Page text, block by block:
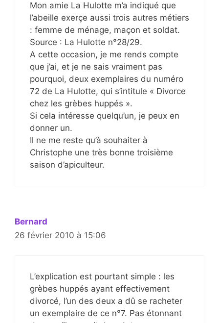
Mon amie La Hulotte m’a indiqué que
l’abeille exerçe aussi trois autres métiers
: femme de ménage, maçon et soldat.
Source : La Hulotte n°28/29.
A cette occasion, je me rends compte
que j’ai, et je ne sais vraiment pas
pourquoi, deux exemplaires du numéro
72 de La Hulotte, qui s’intitule « Divorce
chez les grèbes huppés ».
Si cela intéresse quelqu’un, je peux en
donner un.
Il ne me reste qu’à souhaiter à
Christophe une très bonne troisième
saison d’apiculteur.
Bernard
26 février 2010 à 15:06
L’explication est pourtant simple : les
grèbes huppés ayant effectivement
divorcé, l’un des deux a dû se racheter
un exemplaire de ce n°7. Pas étonnant